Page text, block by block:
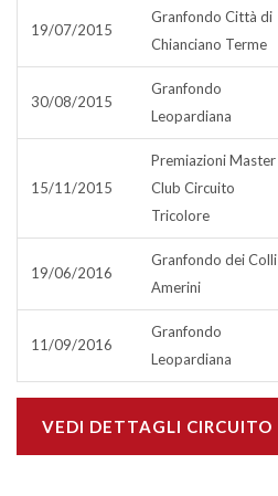
19/07/2015
Granfondo Città di
Chianciano Terme
30/08/2015
Granfondo
Leopardiana
15/11/2015
Premiazioni Master
Club Circuito
Tricolore
19/06/2016
Granfondo dei Colli
Amerini
11/09/2016
Granfondo
Leopardiana
VEDI DETTAGLI CIRCUITO